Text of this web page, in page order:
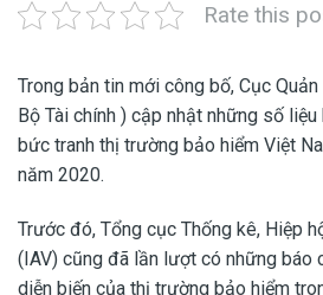
Rate this
Trong bản tin mới công bố, Cục
Bộ Tài chính ) cập nhật những số
bức tranh thị trường bảo hiểm Việt
năm 2020.
Trước đó, Tổng cục Thống kê, Hiệp
(IAV) cũng đã lần lượt có những báo
diễn biến của thị trường bảo hiểm